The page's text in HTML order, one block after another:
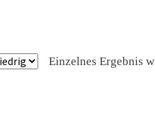
Einzelnes Ergebnis